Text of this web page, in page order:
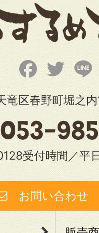
FacebookTwitter
竜区春野町堀之
受付時間／平
お問い合わ